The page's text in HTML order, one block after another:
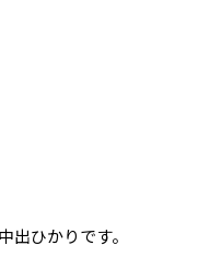
ひかりです。